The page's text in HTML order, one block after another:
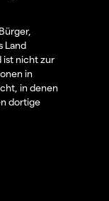
Land
ist nicht zur
in
in denen
dortige